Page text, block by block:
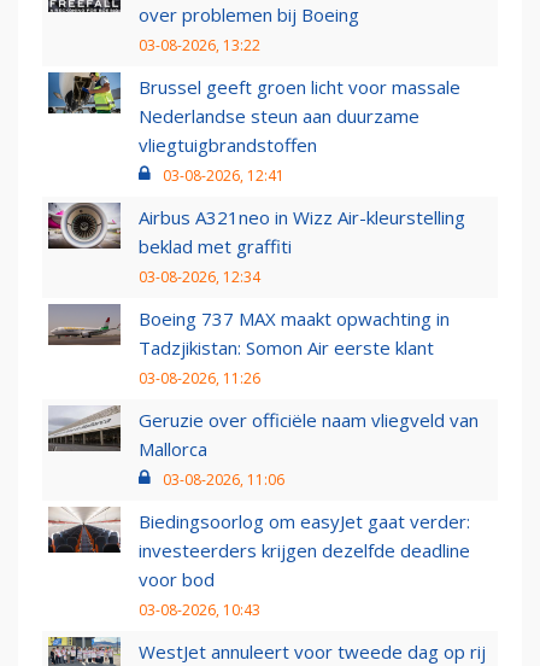
over problemen bij Boeing
03-08-2026, 13:22
Brussel geeft groen licht voor massale
Nederlandse steun aan duurzame
vliegtuigbrandstoffen
03-08-2026, 12:41
Airbus A321neo in Wizz Air-kleurstelling
beklad met graffiti
03-08-2026, 12:34
Boeing 737 MAX maakt opwachting in
Tadzjikistan: Somon Air eerste klant
03-08-2026, 11:26
Geruzie over officiële naam vliegveld van
Mallorca
03-08-2026, 11:06
Biedingsoorlog om easyJet gaat verder:
investeerders krijgen dezelfde deadline
voor bod
03-08-2026, 10:43
WestJet annuleert voor tweede dag op rij